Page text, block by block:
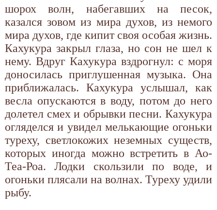
шорох волн, набегавших на песок,
казался зовом из мира духов, из немого
мира духов, где кипит своя особая жизнь.
Кахукура закрыл глаза, но сон не шел к
нему. Вдруг Кахукура вздрогнул: с моря
доносилась приглушенная музыка. Она
приближалась. Кахукура услышал, как
весла опускаются в воду, потом до него
долетел смех и обрывки песни. Кахукура
огляделся и увидел мелькающие огоньки
туреху, светлокожих неземных существ,
которых иногда можно встретить в Ао-
Теа-Роа. Лодки скользили по воде, и
огоньки плясали на волнах. Туреху удили
рыбу.